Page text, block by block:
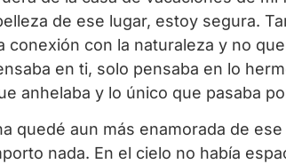
de ese lugar, estoy segura.
conexión con la naturaleza y no
en ti, solo pensaba en lo
anhelaba y lo único que pasaba
quedé aun más enamorada de
nada. En el cielo no había